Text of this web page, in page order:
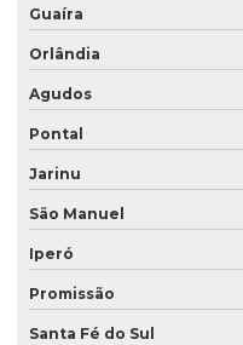
Guaíra
Orlândia
Agudos
Pontal
Jarinu
São Manuel
Iperó
Promissão
Santa Fé do Sul